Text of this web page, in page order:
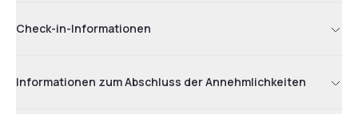
Check-in-Informationen
Informationen zum Abschluss der Annehmlichkeiten